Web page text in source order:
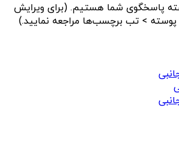
7 روز هفته پاسخگوی شما هستیم. (برای ویرایش
> تب برچسب‌ها مراجعه نمایید.)